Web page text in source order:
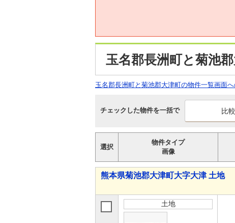
玉名郡長洲町と菊池
玉名郡長洲町と菊池郡大津町の物件一覧画面へ
チェックした物件を一括で
選択
物件タイプ
画像
熊本県菊池郡大津町大字大津 土地
土地